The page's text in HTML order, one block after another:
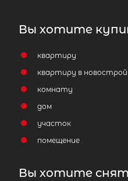
Вы хотите
квартиру
квартиру в
комнату
дом
участок
помещение
Вы хотите